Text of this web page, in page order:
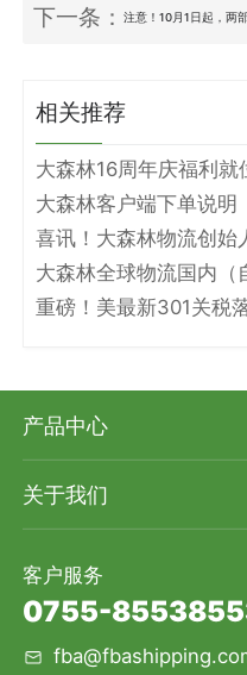
下一条：注意！10月1日起，两
相关推荐
大森林16周年庆福利就
大森林客户端下单说明
大森林全球物流国内（
重磅！美最新301关税
产品中心
关于我们
客户服务
0755-